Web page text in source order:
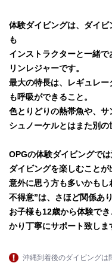
インフォメーション
体験ダイビングは、ダイ
も
インストラクターと一緒
リンレジャーです。
最大の特長は、レギュレ
も呼吸ができること。
色とりどりの熱帯魚や、サ
シュノーケルとはまた別の
OPGの体験ダイビングで
ダイビングを楽しむことが
意外に思う方も多いかも
不得意”は、さほど関係あ
お子様も12歳から体験で
かり丁寧にサポート致しま
沖縄到着後のダイビングは